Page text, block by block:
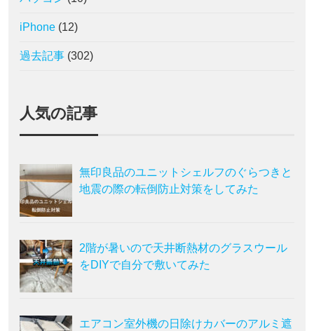
iPhone (12)
過去記事 (302)
人気の記事
無印良品のユニットシェルフのぐらつきと
地震の際の転倒防止対策をしてみた
2階が暑いので天井断熱材のグラスウール
をDIYで自分で敷いてみた
エアコン室外機の日除けカバーのアルミ遮